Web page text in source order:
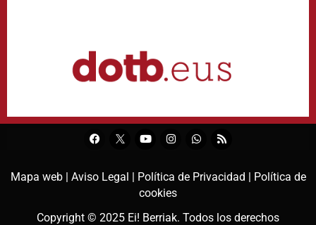
Mapa web | Aviso Legal | Política de Privacidad | Política de
cookies
Copyright © 2025 Ei! Berriak. Todos los derechos